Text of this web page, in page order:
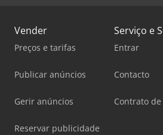
Vender
Preços e tarifas
Publicar anúncios
Gerir anúncios
Reservar publicidade
Serviço e
Entrar
Contacto
Contrato